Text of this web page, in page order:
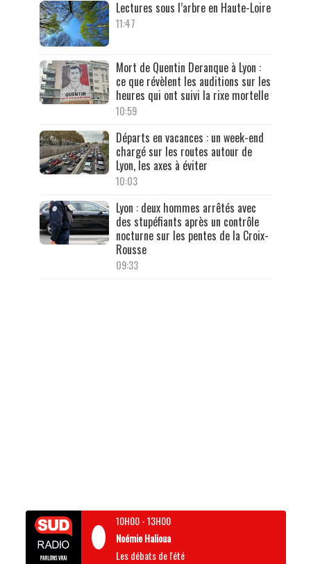
Lectures sous l’arbre en Haute-Loire
11:47
Mort de Quentin Deranque à Lyon :
ce que révèlent les auditions sur les
heures qui ont suivi la rixe mortelle
10:59
Départs en vacances : un week-end
chargé sur les routes autour de
Lyon, les axes à éviter
10:03
Lyon : deux hommes arrêtés avec
des stupéfiants après un contrôle
nocturne sur les pentes de la Croix-
Rousse
09:33
10H00-13H00
Noémie Halioua
Les débats de l'été